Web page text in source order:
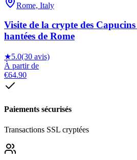
Rome, Italy
Visite de la crypte des
hantées de Rome
★5.0(30 avis)
À partir de
€64.90
Paiements sécurisés
Transactions SSL cryptées